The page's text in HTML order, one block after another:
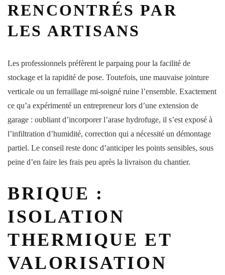
RENCONTRÉS PAR
LES ARTISANS
Les professionnels préfèrent le parpaing pour la facilité de
stockage et la rapidité de pose. Toutefois, une mauvaise jointure
verticale ou un ferraillage mi-soigné ruine l’ensemble. Exactement
ce qu’a expérimenté un entrepreneur lors d’une extension de
garage : oubliant d’incorporer l’arase hydrofuge, il s’est exposé à
l’infiltration d’humidité, correction qui a nécessité un démontage
partiel. Le conseil reste donc d’anticiper les points sensibles, sous
peine d’en faire les frais peu après la livraison du chantier.
BRIQUE :
ISOLATION
THERMIQUE ET
VALORISATION